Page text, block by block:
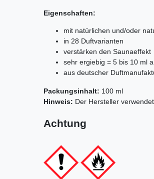
Eigenschaften:
mit natürlichen und/oder
in 28 Duftvarianten
verstärken den Saunaeffekt
sehr ergiebig = 5 bis 10 ml
aus deutscher
Packungsinhalt: 100 ml
Hinweis: Der Hersteller
Achtung